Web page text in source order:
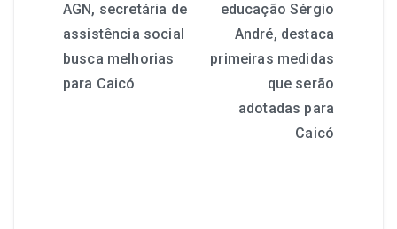
AGN, secretária de
assistência social
busca melhorias
para Caicó
educação Sérgio
André, destaca
primeiras medidas
que serão
adotadas para
Caicó